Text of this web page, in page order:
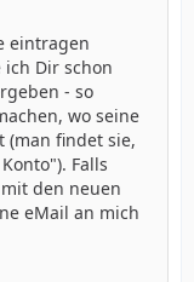
eintragen
Dir schon
- so
wo seine
(man findet sie,
Falls
den neuen
eMail an mich